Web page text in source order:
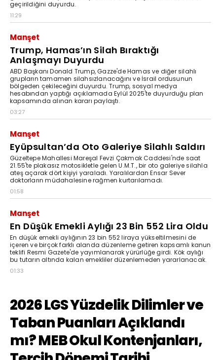
geçirildiğini duyurdu.
11:29
Manşet
Trump, Hamas’ın Silah Bıraktığı
Anlaşmayı Duyurdu
ABD Başkanı Donald Trump, Gazze'de Hamas ve diğer silahlı
grupların tamamen silahsızlanacağını ve İsrail ordusunun
bölgeden çekileceğini duyurdu. Trump, sosyal medya
hesabından yaptığı açıklamada Eylül 2025'te duyurduğu plan
kapsamında alınan kararı paylaştı.
03:27
Manşet
Eyüpsultan’da Oto Galeriye Silahlı Saldırı
Güzeltepe Mahallesi Mareşal Fevzi Çakmak Caddesi'nde saat
21.55'te plakasız motosikletle gelen U.M.T., bir oto galeriye silahla
ateş açarak dört kişiyi yaraladı. Yaralılardan Ensar Sever
doktorların müdahalesine rağmen kurtarılamadı.
01:58
Manşet
En Düşük Emekli Aylığı 23 Bin 552 Lira Oldu
En düşük emekli aylığının 23 bin 552 liraya yükseltilmesini de
içeren ve birçok farklı alanda düzenleme getiren kapsamlı kanun
teklifi Resmi Gazete'de yayımlanarak yürürlüğe girdi. Kök aylığı
bu tutarın altında kalan emekliler düzenlemeden yararlanacak.
01:33